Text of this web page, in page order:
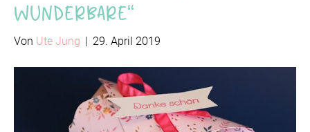
Wunderbare“
Von Ute Jung | 29. April 2019